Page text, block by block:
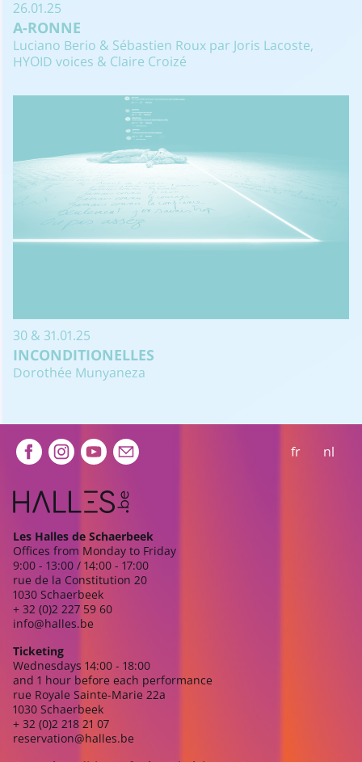
26.01.25
A-RONNE
Luciano Berio & Sébastien Roux par Joris Lacoste,
HYOID voices & Claire Croizé
30 & 31.01.25
INCONDITIONELLES
Dorothée Munyaneza
Extra navigation fr nl
Les Halles de Schaerbeek
Offices from Monday to Friday
9:00 - 13:00 / 14:00 - 17:00
rue de la Constitution 20
1030 Schaerbeek
+ 32 (0)2 227 59 60
info@halles.be
Ticketing
Wednesdays 14:00 - 18:00
and 1 hour before each performance
rue Royale Sainte-Marie 22a
1030 Schaerbeek
+ 32 (0)2 218 21 07
reservation@halles.be